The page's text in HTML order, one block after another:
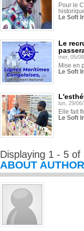
Pour le
Le Soft
Le
mer, 05/
Mise en
Le Soft
lun, 29/
Elle fait
Le Soft
Displaying 1 - 5 of
ABOUT AUTHOR